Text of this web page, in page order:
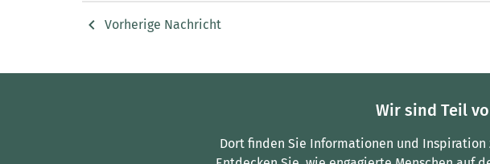
Vorherige Nachricht
Wir sind Teil
Dort finden Sie Informationen und